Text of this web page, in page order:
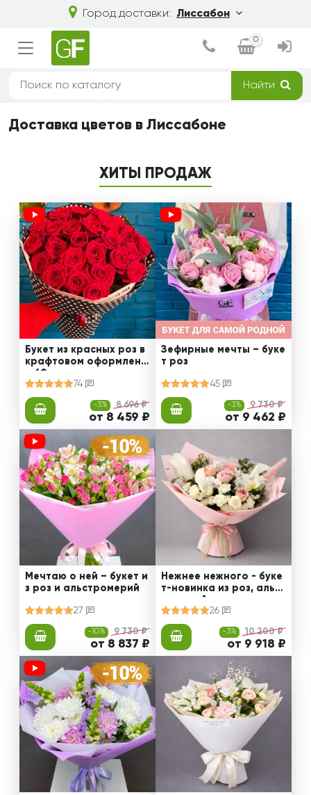
Город доставки: Лиссабон
0
Найти
Доставка цветов в Лиссабоне
ХИТЫ ПРОДАЖ
Букет из красных роз в
крафтовом оформлени
и 60 см
74
-3% 8 696 ₽
от 8 459 ₽
Зефирные мечты – буке
т роз
45
-3% 9 730 ₽
от 9 462 ₽
Мечтаю о ней – букет и
з роз и альстромерий
27
-10% 9 730 ₽
от 8 837 ₽
Нежнее нежного - буке
т-новинка из роз, альст
ромерий и калл
26
-3% 10 200 ₽
от 9 918 ₽